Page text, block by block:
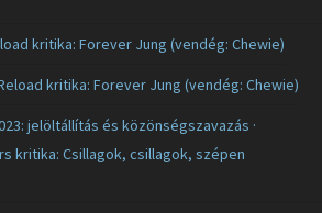
kritika: Forever Jung (vendég: Chewie)
kritika: Forever Jung (vendég: Chewie)
jelöltállítás és közönségszavazás ·
kritika: Csillagok, csillagok, szépen